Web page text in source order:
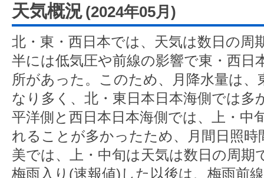
天気概況 (2024年05月)
北・東・西日本では、天気は数日の周
半には低気圧や前線の影響で東・西日
所があった。このため、月降水量は、
なり多く、北・東日本日本海側では多
平洋側と西日本日本海側では、上・中
れることが多かったため、月間日照
美では、上・中旬は天気は数日の周期
梅雨入り(速報値)した以後は、梅雨前